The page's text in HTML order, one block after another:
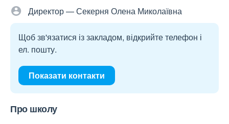
Директор — Секерня Олена Миколаївна
Щоб зв'язатися із закладом, відкрийте телефон і
ел. пошту.
Показати контакти
Про школу